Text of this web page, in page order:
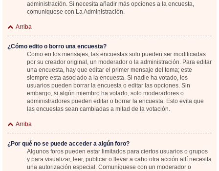
administración. Si necesita añadir más opciones a la encuesta,
comuníquese con La Administración.
Arriba
¿Cómo edito o borro una encuesta?
Como en los mensajes, las encuestas solo pueden ser modificadas
por su creador original, un moderador o la administración. Para editar
una encuesta, hay que editar el primer mensaje del tema; este
siempre esta asociado a la encuesta. Si nadie ha votado, los
usuarios pueden borrar la encuesta o editar las opciones. Sin
embargo, si algún miembro ha votado, solo moderadores o
administradores pueden editar o borrar la encuesta. Esto evita que
las encuestas sean cambiadas a mitad de la votación.
Arriba
¿Por qué no se puede acceder a algún foro?
Algunos foros pueden estar limitados para ciertos usuarios o grupos
y para visualizar, leer, publicar o llevar a cabo otra acción allí necesita
una autorización especial. Comuníquese con un moderador o